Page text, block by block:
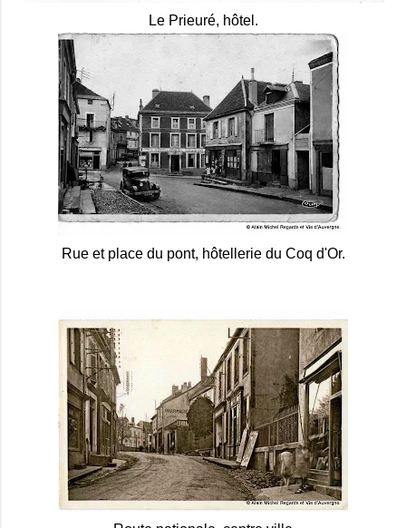
Le Prieuré, hôtel.
Rue et place du pont, hôtellerie du Coq d'Or.